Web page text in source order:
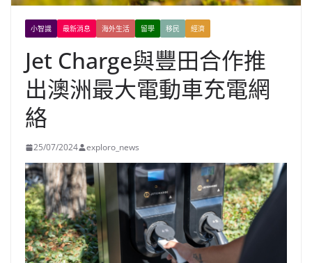
小智識 最新消息 海外生活 留學 移民 經濟
Jet Charge與豐田合作推
出澳洲最大電動車充電網
絡
25/07/2024 exploro_news